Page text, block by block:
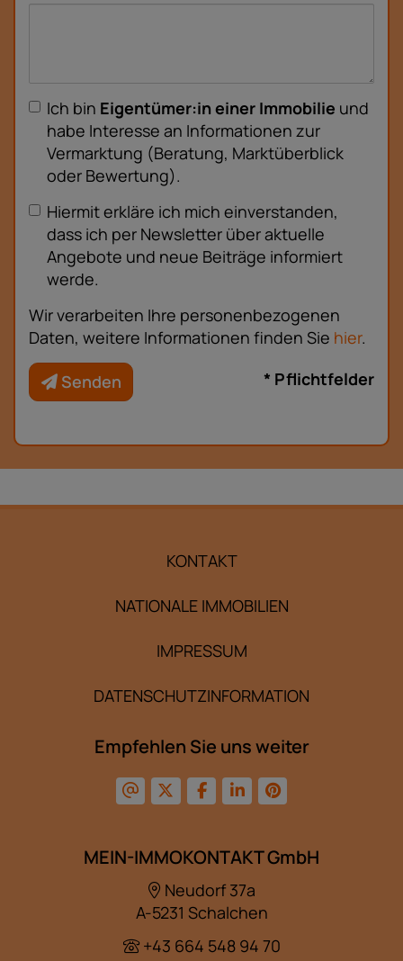
Ich bin Eigentümer:in einer Immobilie und
habe Interesse an Informationen zur
Vermarktung (Beratung, Marktüberblick
oder Bewertung).
Hiermit erkläre ich mich einverstanden,
dass ich per Newsletter über aktuelle
Angebote und neue Beiträge informiert
werde.
Wir verarbeiten Ihre personenbezogenen
Daten, weitere Informationen finden Sie hier.
Senden * Pflichtfelder
KONTAKT
NATIONALE IMMOBILIEN
IMPRESSUM
DATENSCHUTZINFORMATION
Empfehlen Sie uns weiter
MEIN-IMMOKONTAKT GmbH
Neudorf 37a
A-5231 Schalchen
+43 664 548 94 70